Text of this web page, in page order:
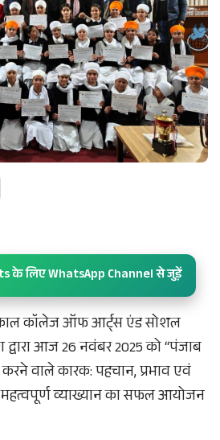
के लिए WhatsApp Channel से जुड़ें
कॉलेज ऑफ आर्ट्स एंड सोशल
आज 26 नवंबर 2025 को “पंजाब
करने वाले कारक: पहचान, प्रभाव एवं
व्याख्यान का सफल आयोजन